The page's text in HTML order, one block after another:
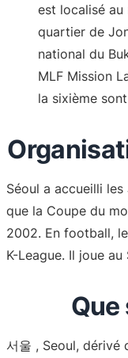
est localisé au
quartier de
national du
MLF Mission
la sixième
Séoul a accueilli les
que la Coupe du
2002. En football,
K-League. Il joue
서울 , Seoul, dérivé